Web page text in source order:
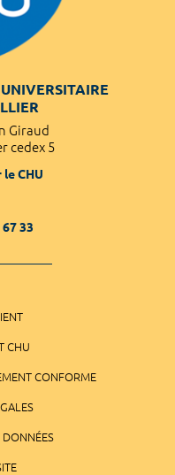
Giraud
cedex 5
CHU
33
CHU
CONFORME
DONNÉES